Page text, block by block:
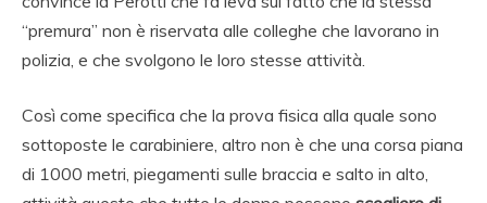
“premura” non è riservata alle colleghe che lavorano in
polizia, e che svolgono le loro stesse attività.
Così come specifica che la prova fisica alla quale sono
sottoposte le carabiniere, altro non è che una corsa piana
di 1000 metri, piegamenti sulle braccia e salto in alto,